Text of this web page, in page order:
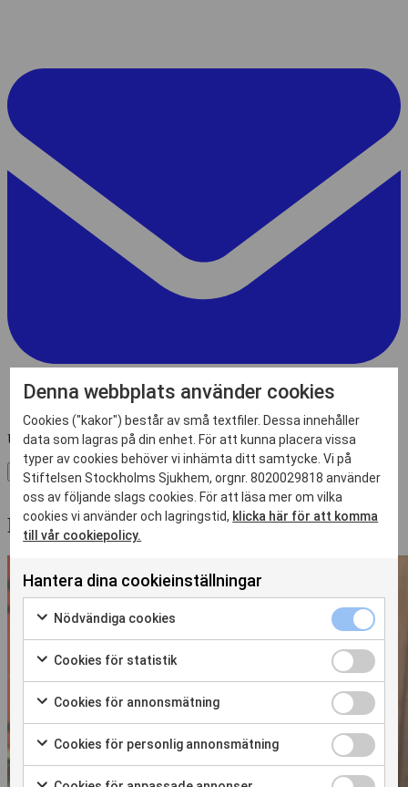
Uppdaterad: 2026-06-16
Dela Skriv ut sidan
Relaterade nyheter
Denna webbplats använder cookies
Cookies ("kakor") består av små textfiler. Dessa innehåller
data som lagras på din enhet. För att kunna placera vissa
typer av cookies behöver vi inhämta ditt samtycke. Vi på
Stiftelsen Stockholms Sjukhem, orgnr. 8020029818 använder
oss av följande slags cookies. För att läsa mer om vilka
cookies vi använder och lagringstid, klicka här för att komma
till vår cookiepolicy.
Hantera dina cookieinställningar
Nödvändiga cookies
Markera
för
samtycka
till
användning
av
Nödvändiga
cookies
kryssruta
Cookies för statistik
Markera
för
samtycka
till
användning
av
Cookies
för
statistik
kryssruta
Cookies för annonsmätning
Markera
för
samtycka
Cookies
för
kryssruta
Cookies för personlig annonsmätning
Markera
för
Cookies
för
personlig
Cookies